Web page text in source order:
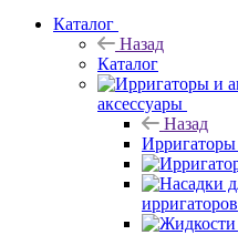
Каталог
Назад
Каталог
аксессуары
Назад
Ирригаторы
ирригаторов